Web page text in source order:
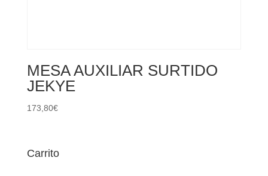
MESA AUXILIAR SURTIDO
JEKYE
173,80€
Carrito